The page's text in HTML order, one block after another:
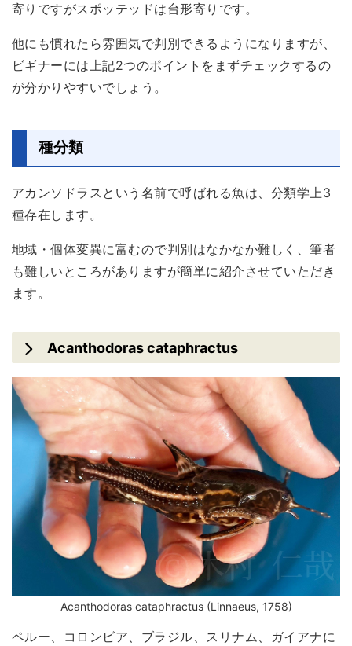
寄りですがスポッテッドは台形寄りです。
他にも慣れたら雰囲気で判別できるようになりますが、
ビギナーには上記2つのポイントをまずチェックするの
が分かりやすいでしょう。
種分類
アカンソドラスという名前で呼ばれる魚は、分類学上3
種存在します。
地域・個体変異に富むので判別はなかなか難しく、筆者
も難しいところがありますが簡単に紹介させていただき
ます。
Acanthodoras cataphractus
Acanthodoras cataphractus (Linnaeus, 1758)
ペルー、コロンビア、ブラジル、スリナム、ガイアナに